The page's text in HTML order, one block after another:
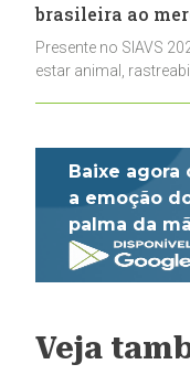
brasileira ao
Presente no SIAVS
estar animal,
Baixe agora
a emoção
palma da
Veja